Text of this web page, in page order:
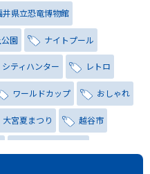
井県立恐竜博物館
園 ナイトプール
シティハンター レトロ
ワールドカップ おしゃれ
大宮夏まつり 越谷市